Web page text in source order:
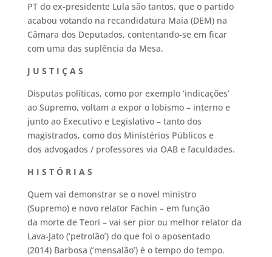
PT do ex-presidente Lula são tantos, que o partido
acabou votando na recandidatura Maia (DEM) na
Câmara dos Deputados, contentando-se em ficar
com uma das suplência da Mesa.
J U S T I Ç A S
Disputas políticas, como por exemplo ‘indicações’
ao Supremo, voltam a expor o lobismo – interno e
junto ao Executivo e Legislativo – tanto dos
magistrados, como dos Ministérios Públicos e
dos advogados / professores via OAB e faculdades.
H I S T Ó R I A S
Quem vai demonstrar se o novel ministro
(Supremo) e novo relator Fachin – em função
da morte de Teori – vai ser pior ou melhor relator da
Lava-Jato (‘petrolão’) do que foi o aposentado
(2014) Barbosa (‘mensalão’) é o tempo do tempo.